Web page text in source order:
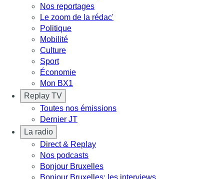
Nos reportages
Le zoom de la rédac'
Politique
Mobilité
Culture
Sport
Économie
Mon BX1
Replay TV
Toutes nos émissions
Dernier JT
La radio
Direct & Replay
Nos podcasts
Bonjour Bruxelles
Bonjour Bruxelles: les interviews